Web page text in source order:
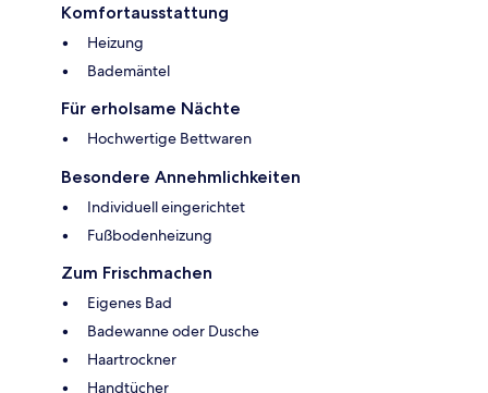
Komfortausstattung
Heizung
Bademäntel
Für erholsame Nächte
Hochwertige Bettwaren
Besondere Annehmlichkeiten
Individuell eingerichtet
Fußbodenheizung
Zum Frischmachen
Eigenes Bad
Badewanne oder Dusche
Haartrockner
Handtücher